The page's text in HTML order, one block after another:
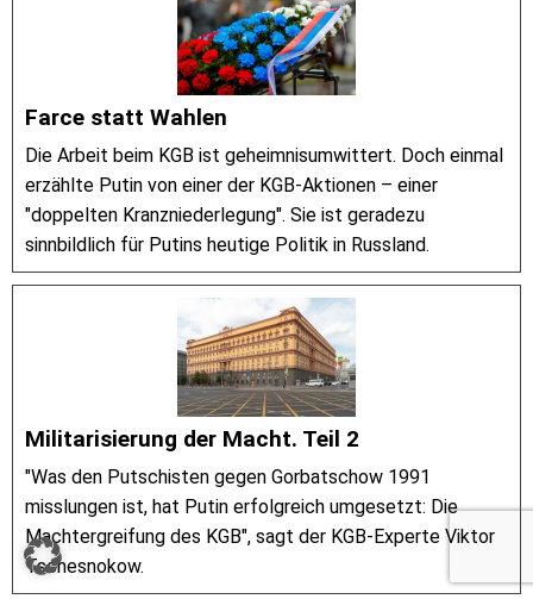
Farce statt Wahlen
Die Arbeit beim KGB ist geheimnisumwittert. Doch einmal
erzählte Putin von einer der KGB-Aktionen – einer
"doppelten Kranzniederlegung". Sie ist geradezu
sinnbildlich für Putins heutige Politik in Russland.
Militarisierung der Macht. Teil 2
"Was den Putschisten gegen Gorbatschow 1991
misslungen ist, hat Putin erfolgreich umgesetzt: Die
Machtergreifung des KGB", sagt der KGB-Experte Viktor
Tschesnokow.